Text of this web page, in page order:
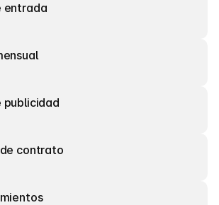
entrada
publicidad
contrato